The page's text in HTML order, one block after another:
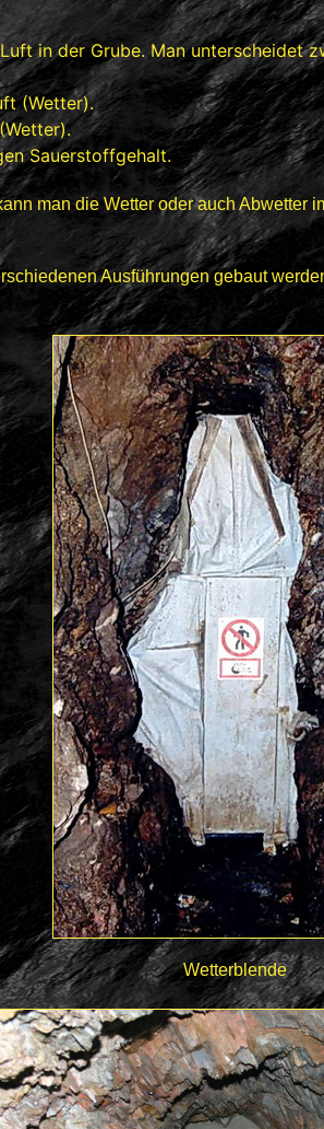
in der Grube. Man unterscheidet
(Wetter).
Sauerstoffgehalt.
man die Wetter oder auch
Ausführungen gebaut
Wetterblende